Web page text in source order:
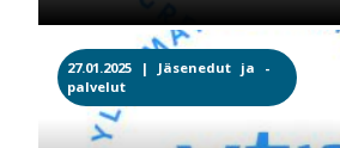
27.01.2025 | Jäsenedut ja -
palvelut